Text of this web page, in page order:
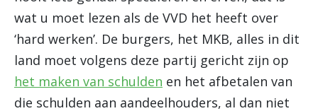
wat u moet lezen als de VVD het heeft over
‘hard werken’. De burgers, het MKB, alles in dit
land moet volgens deze partij gericht zijn op
het maken van schulden en het afbetalen van
die schulden aan aandeelhouders, al dan niet